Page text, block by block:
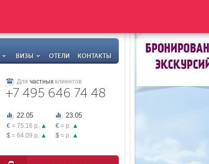
ВИЗЫ ОТЕЛИ КОНТАКТЫ
Для частных клиентов
+7 495 646 74 48
22.05
€ = 75.16 р.
$ = 64.09 р.
23.05
€ = р.
$ = р.